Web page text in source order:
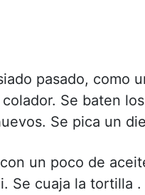
pasado, como
Se baten
Se pica un
un poco de
Se cuaja la tortilla .